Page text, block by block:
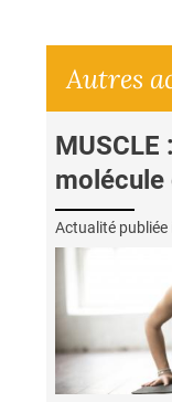
Autres
molécule
Actualité publiée